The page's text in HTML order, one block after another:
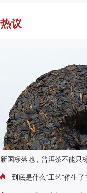
热议
新国标落地，普洱茶不能只
到底是什么“工艺”催生